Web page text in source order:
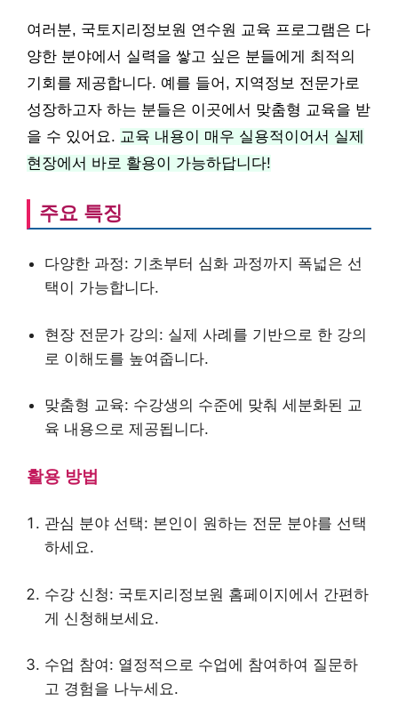
여러분, 국토지리정보원 연수원 교육 프로그램은 다
양한 분야에서 실력을 쌓고 싶은 분들에게 최적의
기회를 제공합니다. 예를 들어, 지역정보 전문가로
성장하고자 하는 분들은 이곳에서 맞춤형 교육을 받
을 수 있어요. 교육 내용이 매우 실용적이어서 실제
현장에서 바로 활용이 가능하답니다!
주요 특징
다양한 과정: 기초부터 심화 과정까지 폭넓은 선
택이 가능합니다.
현장 전문가 강의: 실제 사례를 기반으로 한 강의
로 이해도를 높여줍니다.
맞춤형 교육: 수강생의 수준에 맞춰 세분화된 교
육 내용으로 제공됩니다.
활용 방법
관심 분야 선택: 본인이 원하는 전문 분야를 선택
하세요.
수강 신청: 국토지리정보원 홈페이지에서 간편하
게 신청해보세요.
수업 참여: 열정적으로 수업에 참여하여 질문하
고 경험을 나누세요.